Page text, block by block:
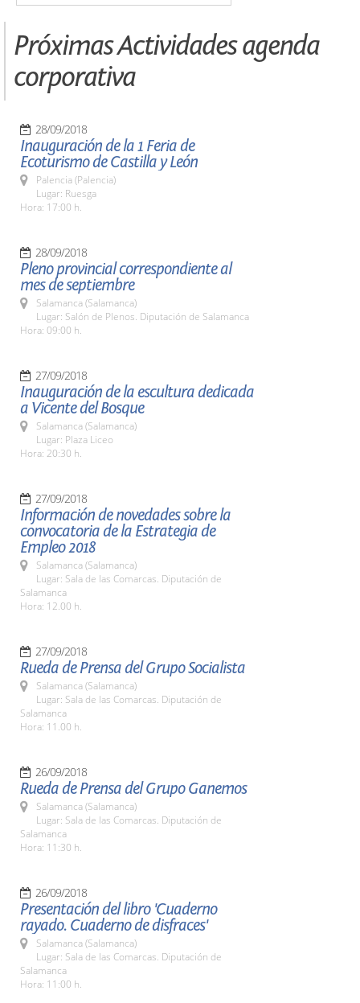
Próximas Actividades agenda
corporativa
28/09/2018
Inauguración de la 1 Feria de
Ecoturismo de Castilla y León
Palencia (Palencia)
Lugar: Ruesga
Hora: 17:00 h.
28/09/2018
Pleno provincial correspondiente al
mes de septiembre
Salamanca (Salamanca)
Lugar: Salón de Plenos. Diputación de Salamanca
Hora: 09:00 h.
27/09/2018
Inauguración de la escultura dedicada
a Vicente del Bosque
Salamanca (Salamanca)
Lugar: Plaza Liceo
Hora: 20:30 h.
27/09/2018
Información de novedades sobre la
convocatoria de la Estrategia de
Empleo 2018
Salamanca (Salamanca)
Lugar: Sala de las Comarcas. Diputación de
Salamanca
Hora: 12.00 h.
27/09/2018
Rueda de Prensa del Grupo Socialista
Salamanca (Salamanca)
Lugar: Sala de las Comarcas. Diputación de
Salamanca
Hora: 11.00 h.
26/09/2018
Rueda de Prensa del Grupo Ganemos
Salamanca (Salamanca)
Lugar: Sala de las Comarcas. Diputación de
Salamanca
Hora: 11:30 h.
26/09/2018
Presentación del libro 'Cuaderno
rayado. Cuaderno de disfraces'
Salamanca (Salamanca)
Lugar: Sala de las Comarcas. Diputación de
Salamanca
Hora: 11:00 h.